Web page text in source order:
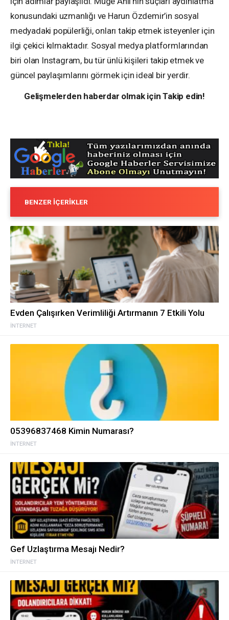
konusundaki uzmanlığı ve Harun Özdemir’in sosyal
medyadaki popülerliği, onları takip etmek isteyenler için
ilgi çekici kılmaktadır. Sosyal medya platformlarından
biri olan Instagram, bu tür ünlü kişileri takip etmek ve
güncel paylaşımlarını görmek için ideal bir yerdir.
Gelişmelerden haberdar olmak için Takip edin!
BENZER İÇERIKLER
İNTERNET
Evden Çalışırken Verimliliği Artırmanın 7 Etkili Yolu
İNTERNET
05396837468 Kimin Numarası?
İNTERNET
Gef Uzlaştırma Mesajı Nedir?